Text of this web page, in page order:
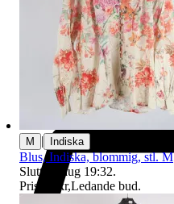
M | Indiska
Blus, Indiska, blommig, stl. M
Sluttid
9 aug 19:32.
Pris:
45 kr,Ledande bud.